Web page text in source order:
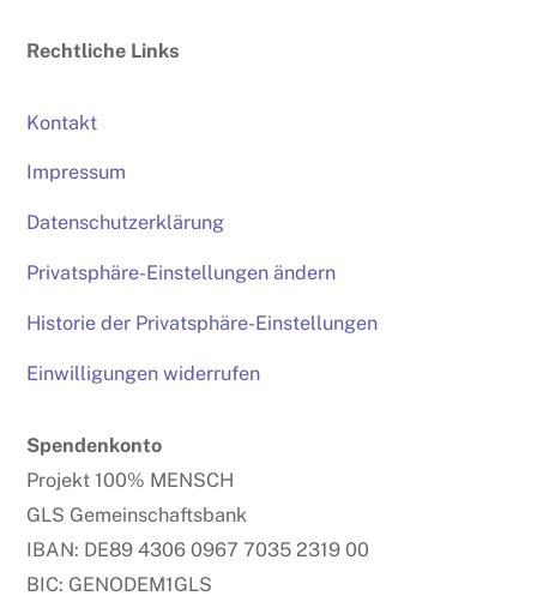
Rechtliche Links
Kontakt
Impressum
Datenschutzerklärung
Privatsphäre-Einstellungen ändern
Historie der Privatsphäre-Einstellungen
Einwilligungen widerrufen
Spendenkonto
Projekt 100% MENSCH
GLS Gemeinschaftsbank
IBAN: DE89 4306 0967 7035 2319 00
BIC: GENODEM1GLS